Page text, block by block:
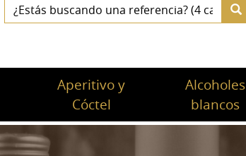
Aperitivo y
Cóctel
Alcoholes
blancos